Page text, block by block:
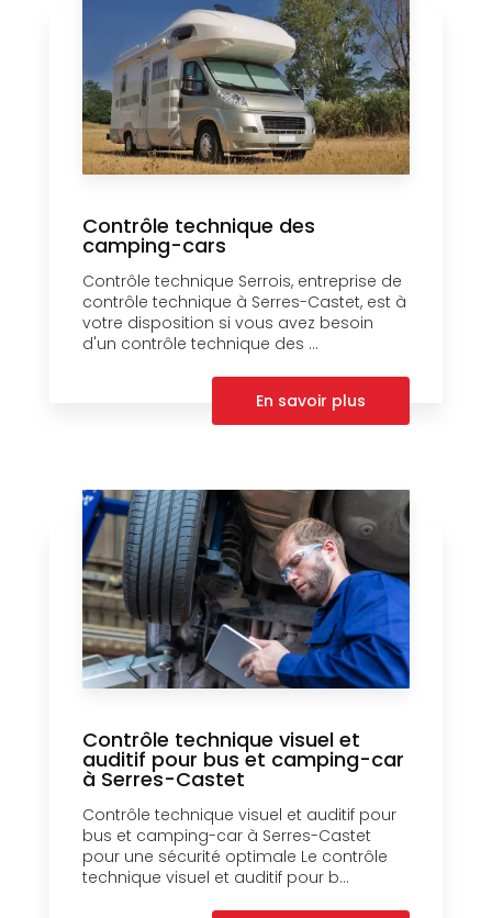
Contrôle technique des
camping-cars
Contrôle technique Serrois, entreprise de
contrôle technique à Serres-Castet, est à
votre disposition si vous avez besoin
d'un contrôle technique des ...
En savoir plus
Contrôle technique visuel et
auditif pour bus et camping-car
à Serres-Castet
Contrôle technique visuel et auditif pour
bus et camping-car à Serres-Castet
pour une sécurité optimale Le contrôle
technique visuel et auditif pour b...